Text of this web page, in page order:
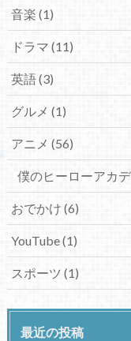
音楽 (1)
ドラマ (11)
英語(3)
グルメ (1)
アニメ (56)
僕のヒーローアカ
おでかけ (6)
YouTube(1)
スポーツ (1)
最近の投稿